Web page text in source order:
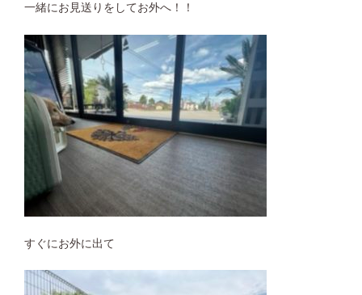
一緒にお見送りをしてお外へ！！
すぐにお外に出て